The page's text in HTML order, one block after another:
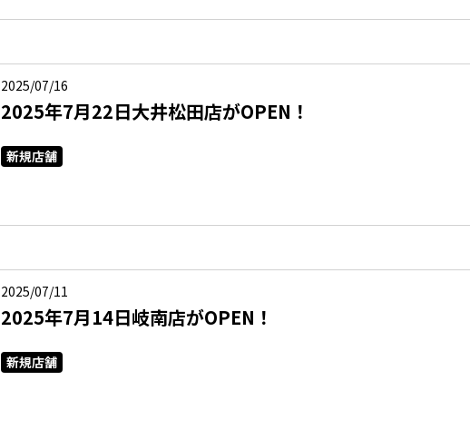
2025/07/16
2025年7月22日大井松田店がOPEN！
新規店舗
2025/07/11
2025年7月14日岐南店がOPEN！
新規店舗